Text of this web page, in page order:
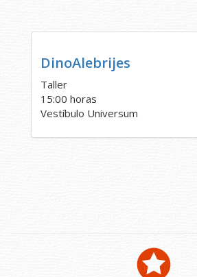
DinoAlebrijes
Taller
15:00 horas
Vestíbulo Universum